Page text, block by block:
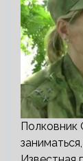
Полковник